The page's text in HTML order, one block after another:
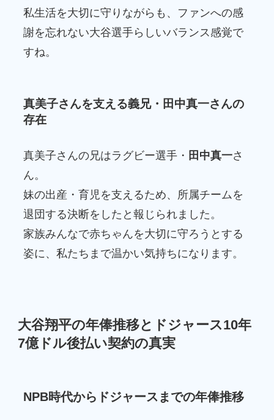
私生活を大切に守りながらも、ファンへの感
謝を忘れない大谷選手らしいバランス感覚で
すね。
真美子さんを支える義兄・田中真一さんの
存在
真美子さんの兄はラグビー選手・ 田中真一さ
ん。
妹の出産・育児を支えるため、所属チームを
退団する決断をしたと報じられました。
家族みんなで赤ちゃんを大切に守ろうとする
姿に、私たちまで温かい気持ちになります。
大谷翔平の年俸推移とドジャース10年
7億ドル後払い契約の真実
NPB時代からドジャースまでの年俸推移